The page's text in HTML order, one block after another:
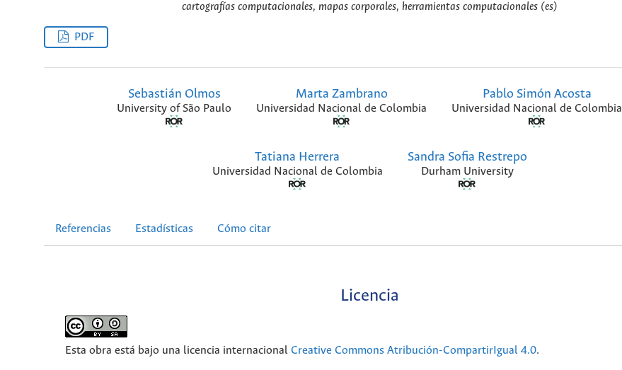
cartografías computacionales, mapas corporales, herramientas computacionales (es)
PDF
Sebastián Olmos
University of São Paulo
Marta Zambrano
Universidad Nacional de Colombia
Pablo Simón Acosta
Universidad Nacional de Colombia
Tatiana Herrera
Universidad Nacional de Colombia
Sandra Sofia Restrepo
Durham University
Referencias Estadísticas Cómo citar
Licencia
Esta obra está bajo una licencia internacional Creative Commons Atribución-CompartirIgual 4.0.